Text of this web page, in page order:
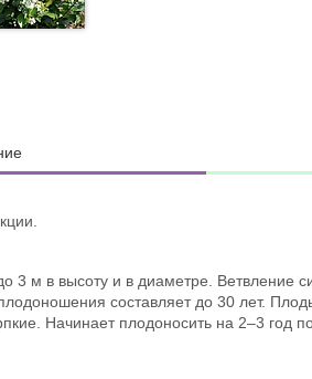
3 м в высоту и в диаметре. Ветвление
составляет до 30 лет.
Начинает плодоносить на 2–3 год